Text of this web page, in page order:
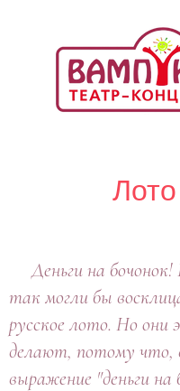
Лото
Деньги на бочонок!
так могли бы
русское лото. Но они
делают, потому что,
выражение "деньги на